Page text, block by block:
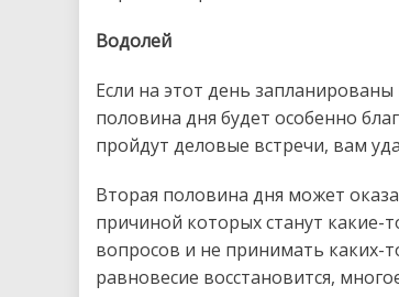
Водолей
Если на этот день
половина дня будет особенно
пройдут деловые встречи, вам
Вторая половина дня может
причиной которых станут какие-
вопросов и не принимать
равновесие восстановится,